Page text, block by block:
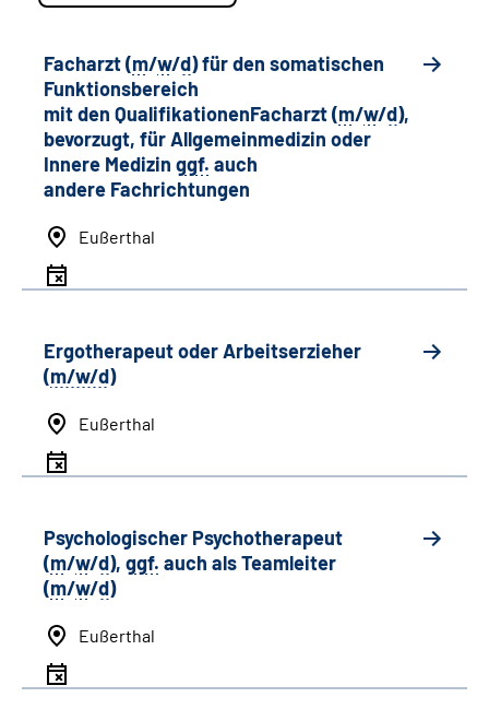
Facharzt (m/w/d) für den somatischen
Funktionsbereich
mit den QualifikationenFacharzt (m/w/d),
bevorzugt, für Allgemeinmedizin oder
Innere Medizin ggf. auch
andere Fachrichtungen
Eußerthal
Ergotherapeut oder Arbeitserzieher
(m/w/d)
Eußerthal
Psychologischer Psychotherapeut
(m/w/d), ggf. auch alsTeamleiter
(m/w/d)
Eußerthal